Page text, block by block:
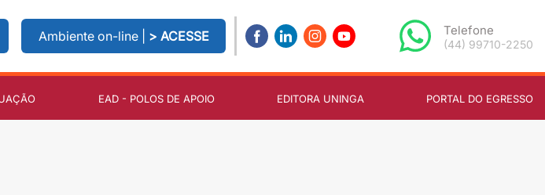
Ambiente on-line | > ACESSE Telefone
(44) 99710-2250
EAD - POLOS DE APOIO EDITORA UNINGA PORTAL DO EGRESSO